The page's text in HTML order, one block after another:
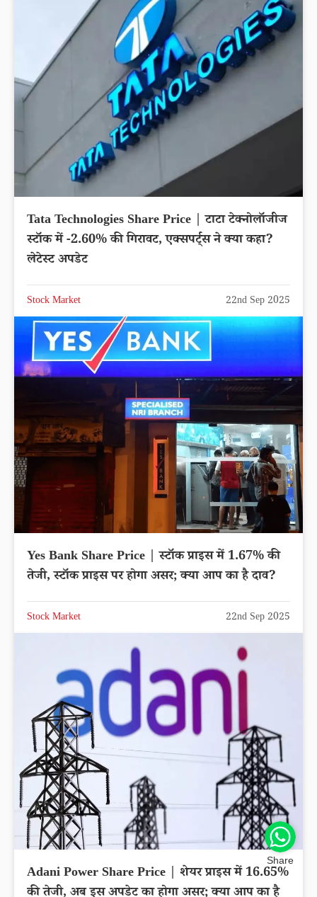
Tata Technologies Share Price | टाटा टेक्नोलॉजीज
स्टॉक में -2.60% की गिरावट, एक्सपर्ट्स ने क्या कहा?
लेटेस्ट अपडेट
Stock Market 22nd Sep 2025
Yes Bank Share Price | स्टॉक प्राइस में 1.67% की
तेजी, स्टॉक प्राइस पर होगा असर; क्या आप का है दाव?
Stock Market 22nd Sep 2025
Adani Power Share Price | शेयर प्राइस में 16.65%
Share